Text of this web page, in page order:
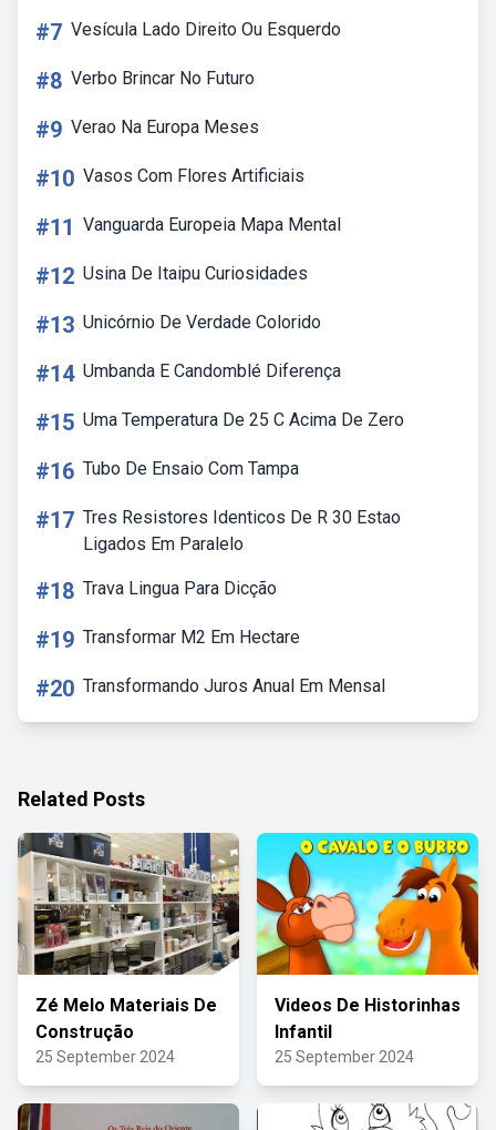
#7 Vesícula Lado Direito Ou Esquerdo
#8 Verbo Brincar No Futuro
#9 Verao Na Europa Meses
#10 Vasos Com Flores Artificiais
#11 Vanguarda Europeia Mapa Mental
#12 Usina De Itaipu Curiosidades
#13 Unicórnio De Verdade Colorido
#14 Umbanda E Candomblé Diferença
#15 Uma Temperatura De 25 C Acima De Zero
#16 Tubo De Ensaio Com Tampa
#17 Tres Resistores Identicos De R 30 Estao
Ligados Em Paralelo
#18 Trava Lingua Para Dicção
#19 Transformar M2 Em Hectare
#20 Transformando Juros Anual Em Mensal
Related Posts
Zé Melo Materiais De
Construção
25 September 2024
Videos De Historinhas
Infantil
25 September 2024